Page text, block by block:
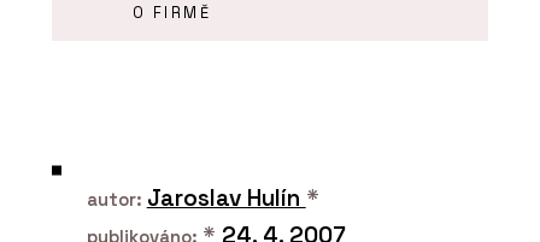
O FIRMĚ
autor: Jaroslav Hulín *
publikováno: * 24. 4. 2007